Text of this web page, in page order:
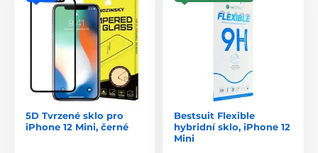
5D Tvrzené sklo pro
iPhone 12 Mini, černé
Bestsuit Flexible
hybridní sklo, iPhone 12
Mini